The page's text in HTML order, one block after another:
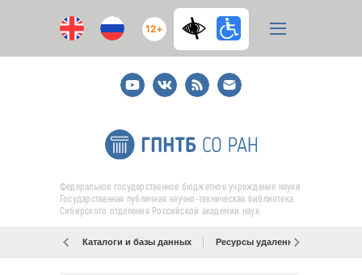
12+
YoutubeВКонтакте
RSS
E-
mail
подписка
Федеральное государственное бюджетное учреждение науки
Государственная публичная научно-техническая библиотека
Сибирского отделения Российской академии наук
Каталоги и базы данных Ресурсы удаленного доступа